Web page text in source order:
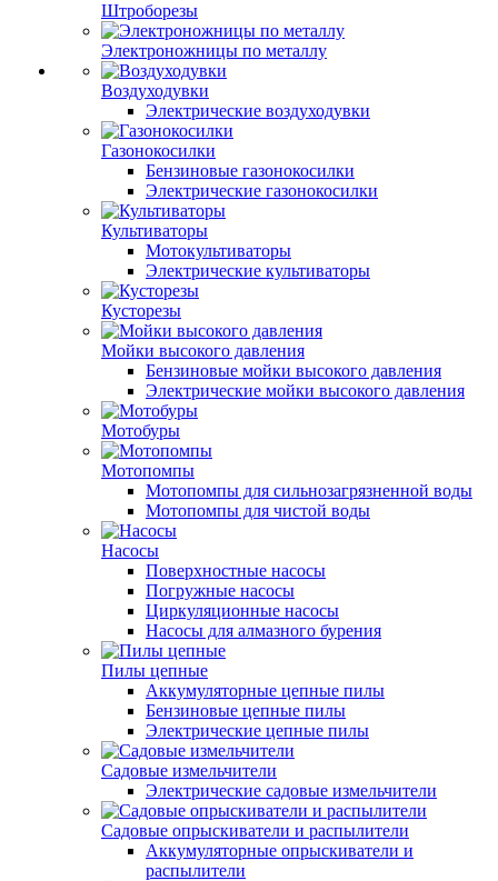
Штроборезы
Электроножницы по металлу
Воздуходувки
Электрические воздуходувки
Газонокосилки
Бензиновые газонокосилки
Электрические газонокосилки
Культиваторы
Мотокультиваторы
Электрические культиваторы
Кусторезы
Мойки высокого давления
Бензиновые мойки высокого давления
Электрические мойки высокого давления
Мотобуры
Мотопомпы
Мотопомпы для сильнозагрязненной воды
Мотопомпы для чистой воды
Насосы
Поверхностные насосы
Погружные насосы
Циркуляционные насосы
Насосы для алмазного бурения
Пилы цепные
Аккумуляторные цепные пилы
Бензиновые цепные пилы
Электрические цепные пилы
Садовые измельчители
Электрические садовые измельчители
Садовые опрыскиватели и распылители
Аккумуляторные опрыскиватели и
распылители